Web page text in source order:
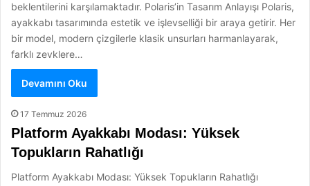
beklentilerini karşılamaktadır. Polaris’in Tasarım Anlayışı Polaris,
ayakkabı tasarımında estetik ve işlevselliği bir araya getirir. Her
bir model, modern çizgilerle klasik unsurları harmanlayarak,
farklı zevklere…
Devamını Oku
17 Temmuz 2026
Platform Ayakkabı Modası: Yüksek
Topukların Rahatlığı
Platform Ayakkabı Modası: Yüksek Topukların Rahatlığı